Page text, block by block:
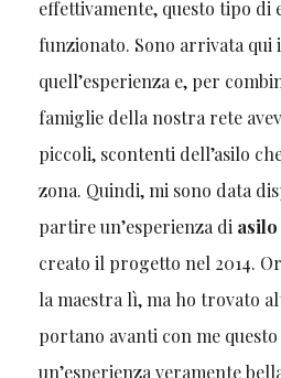
effettivamente, questo tipo di
funzionato. Sono arrivata
quell’esperienza e, per
famiglie della nostra rete
piccoli, scontenti dell’asilo
zona. Quindi, mi sono data
partire un’esperienza di
creato il progetto nel 2014.
la maestra lì, ma ho trovato
portano avanti con me questo
un’esperienza veramente